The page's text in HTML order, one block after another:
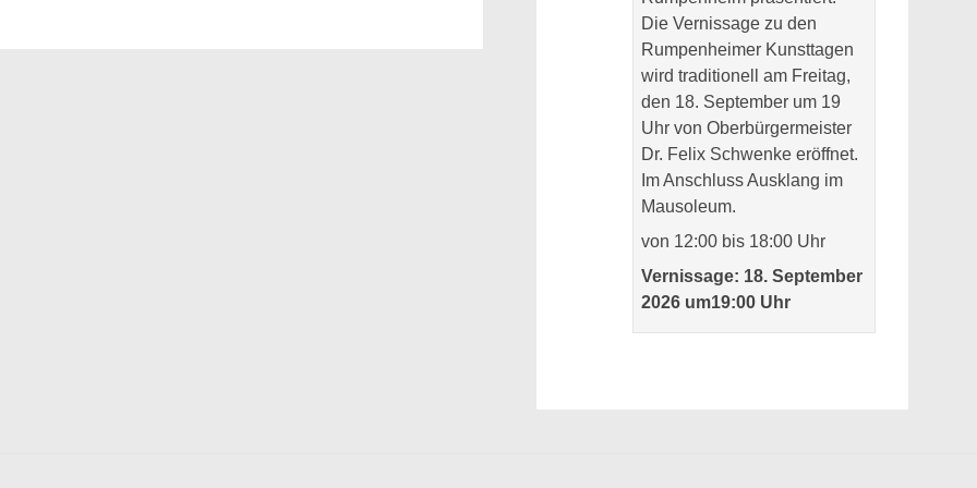
Die Vernissage zu den
Rumpenheimer Kunsttagen
wird traditionell am Freitag,
den 18. September um 19
Uhr von Oberbürgermeister
Dr. Felix Schwenke eröffnet.
Im Anschluss Ausklang im
Mausoleum.
von 12:00 bis 18:00 Uhr
Vernissage: 18. September
2026 um19:00 Uhr